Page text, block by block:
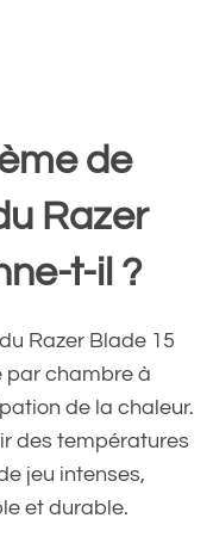
de
Razer
t-il ?
Razer Blade 15
par chambre à
de la chaleur.
des températures
jeu intenses,
et durable.